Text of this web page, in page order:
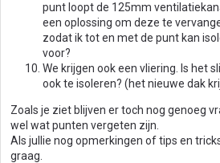
punt loopt de 125mm
een oplossing om deze te
zodat ik tot en met de punt kan
voor?
We krijgen ook een vliering. Is het
ook te isoleren? (het nieuwe dak
Zoals je ziet blijven er toch nog genoeg
wel wat punten vergeten zijn.
Als jullie nog opmerkingen of tips en
graag.